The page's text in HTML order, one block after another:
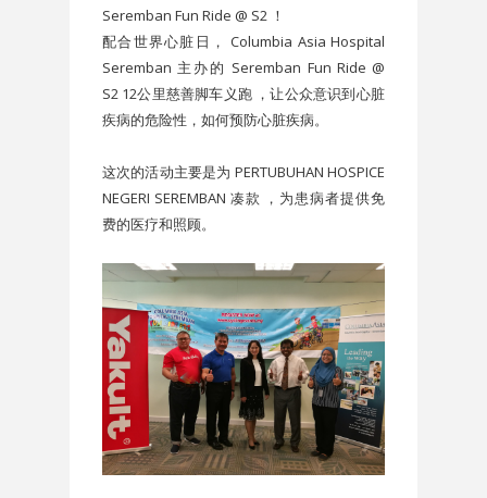
Seremban Fun Ride @ S2 ！
配合世界心脏日， Columbia Asia Hospital
Seremban 主办的 Seremban Fun Ride @
S2 12公里慈善脚车义跑 ，让公众意识到心脏
疾病的危险性，如何预防心脏疾病。
这次的活动主要是为 PERTUBUHAN HOSPICE
NEGERI SEREMBAN 凑款 ，为患病者提供免
费的医疗和照顾。